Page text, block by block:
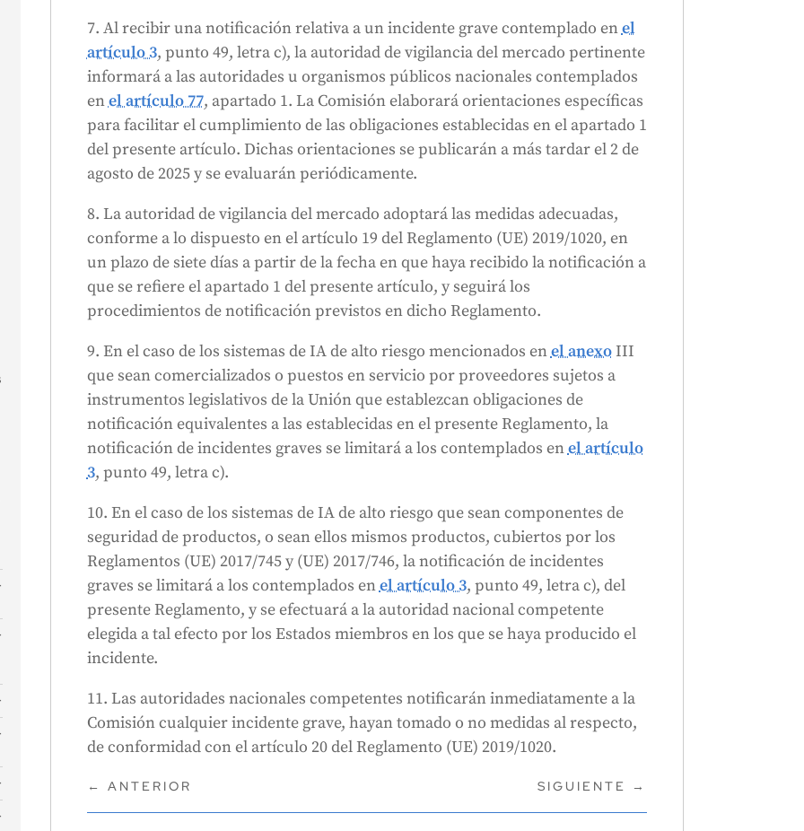
7. Al recibir una notificación relativa a un incidente grave contemplado enel
artículo 3, punto 49, letra c), la autoridad de vigilancia del mercado pertinente
informará a las autoridades u organismos públicos nacionales contemplados
enel artículo 77, apartado 1. La Comisión elaborará orientaciones específicas
para facilitar el cumplimiento de las obligaciones establecidas en el apartado 1
del presente artículo. Dichas orientaciones se publicarán a más tardar el 2 de
agosto de 2025 y se evaluarán periódicamente.
8. La autoridad de vigilancia del mercado adoptará las medidas adecuadas,
conforme a lo dispuesto en el artículo 19 del Reglamento (UE) 2019/1020, en
un plazo de siete días a partir de la fecha en que haya recibido la notificación a
que se refiere el apartado 1 del presente artículo, y seguirá los
procedimientos de notificación previstos en dicho Reglamento.
9. En el caso de los sistemas de IA de alto riesgo mencionados enel anexoIII
que sean comercializados o puestos en servicio por proveedores sujetos a
instrumentos legislativos de la Unión que establezcan obligaciones de
notificación equivalentes a las establecidas en el presente Reglamento, la
notificación de incidentes graves se limitará a los contemplados enel artículo
3, punto 49, letra c).
10. En el caso de los sistemas de IA de alto riesgo que sean componentes de
seguridad de productos, o sean ellos mismos productos, cubiertos por los
Reglamentos (UE) 2017/745 y (UE) 2017/746, la notificación de incidentes
graves se limitará a los contemplados enel artículo 3, punto 49, letra c), del
presente Reglamento, y se efectuará a la autoridad nacional competente
elegida a tal efecto por los Estados miembros en los que se haya producido el
incidente.
11. Las autoridades nacionales competentes notificarán inmediatamente a la
Comisión cualquier incidente grave, hayan tomado o no medidas al respecto,
de conformidad con el artículo 20 del Reglamento (UE) 2019/1020.
← ANTERIOR SIGUIENTE →